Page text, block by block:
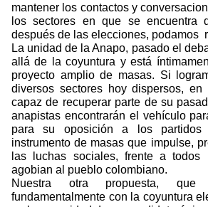
mantener los contactos y
los sectores en que se encuentra
después de las elecciones, podamos
La unidad de la Anapo, pasado el
allá de la coyuntura y está
proyecto amplio de masas. Si
diversos sectores hoy dispersos,
capaz de recuperar parte de su
anapistas encontrarán el vehículo
para su oposición a los partidos
instrumento de masas que impulse,
las luchas sociales, frente a todos
agobian al pueblo colombiano.
Nuestra otra propuesta,
fundamentalmente con la coyuntura